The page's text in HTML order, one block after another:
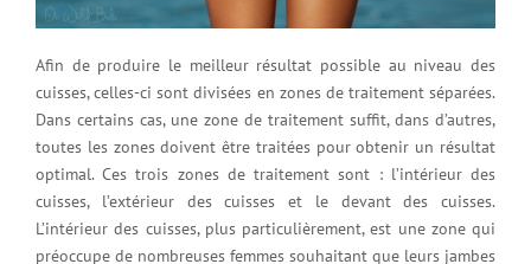
Afin de produire le meilleur résultat possible au niveau des
cuisses, celles-ci sont divisées en zones de traitement séparées.
Dans certains cas, une zone de traitement suffit, dans d’autres,
toutes les zones doivent être traitées pour obtenir un résultat
optimal. Ces trois zones de traitement sont : l’intérieur des
cuisses, l’extérieur des cuisses et le devant des cuisses.
L’intérieur des cuisses, plus particulièrement, est une zone qui
préoccupe de nombreuses femmes souhaitant que leurs jambes